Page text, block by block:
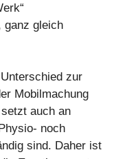
ganz gleich
zur
Mobilmachung
auch an
noch
sind. Daher ist